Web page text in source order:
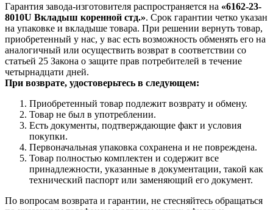
Гарантия завода-изготовителя распространяется на «6162-23-
8010U Вкладыш коренной стд.». Срок гарантии четко указан
на упаковке и вкладыше товара. При решении вернуть товар,
приобретенный у нас, у вас есть возможность обменять его на
аналогичный или осуществить возврат в соответствии со
статьей 25 Закона о защите прав потребителей в течение
четырнадцати дней.
При возврате, удостоверьтесь в следующем:
Приобретенный товар подлежит возврату и обмену.
Товар не был в употреблении.
Есть документы, подтверждающие факт и условия
покупки.
Первоначальная упаковка сохранена и не повреждена.
Товар полностью комплектен и содержит все
принадлежности, указанные в документации, такой как
технический паспорт или заменяющий его документ.
По вопросам возврата и гарантии, не стесняйтесь обращаться